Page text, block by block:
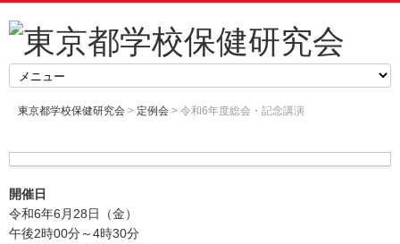
東京都学校保健研究会 > 定例会 > 令和6年度総会・記念講演
開催日
令和6年6月28日（金）
午後2時00分～4時30分